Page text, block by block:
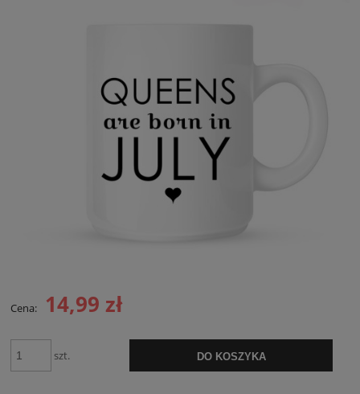
Cena: 14,99 zł
szt. DO KOSZYKA